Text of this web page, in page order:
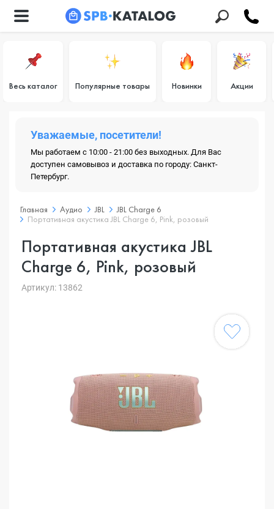
Весь каталог Популярные товары Новинки Акции
Уважаемые, посетители!
Мы работаем с 10:00 - 21:00 без выходных. Для Вас
доступен самовывоз и доставка по городу: Санкт-
Петербург.
Главная Аудио JBL
JBL Charge 6
Портативная акустика JBL Charge 6, Pink, розовый
Портативная акустика JBL
Charge 6, Pink, розовый
Артикул: 13862